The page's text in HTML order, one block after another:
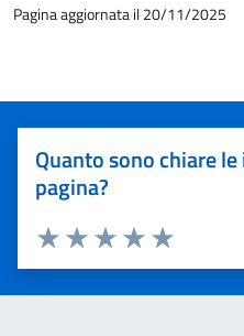
Pagina aggiornata il 20/11/2025
Quanto sono chiare
pagina?
Valuta 5
Valuta 4 stelle
Valuta 3 stelle su 5
Valuta 2 stelle su 5
Valuta 1 stelle su 5